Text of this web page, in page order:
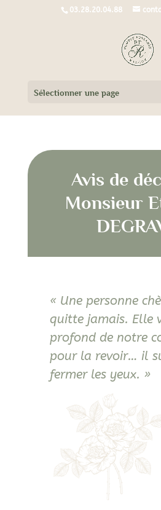
03.28.20.04.88
Sélectionner une page
Avis de
Monsieur
« Une personne
quitte jamais. Elle
profond de notre
pour la revoir… il
fermer les yeux. »